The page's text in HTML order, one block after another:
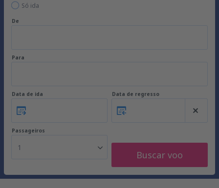
Só ida
De
Para
Data de ida Data de regresso
Passageiros
1
Buscar voo